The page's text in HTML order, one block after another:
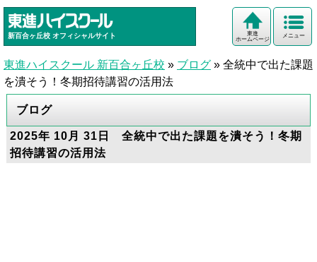
新百合ヶ丘校 オフィシャルサイト メニュー
東進
ホームページ
東進ハイスクール 新百合ヶ丘校 » ブログ » 全統中で出た課題
を潰そう！冬期招待講習の活用法
ブログ
2025年 10月 31日 全統中で出た課題を潰そう！冬期
招待講習の活用法